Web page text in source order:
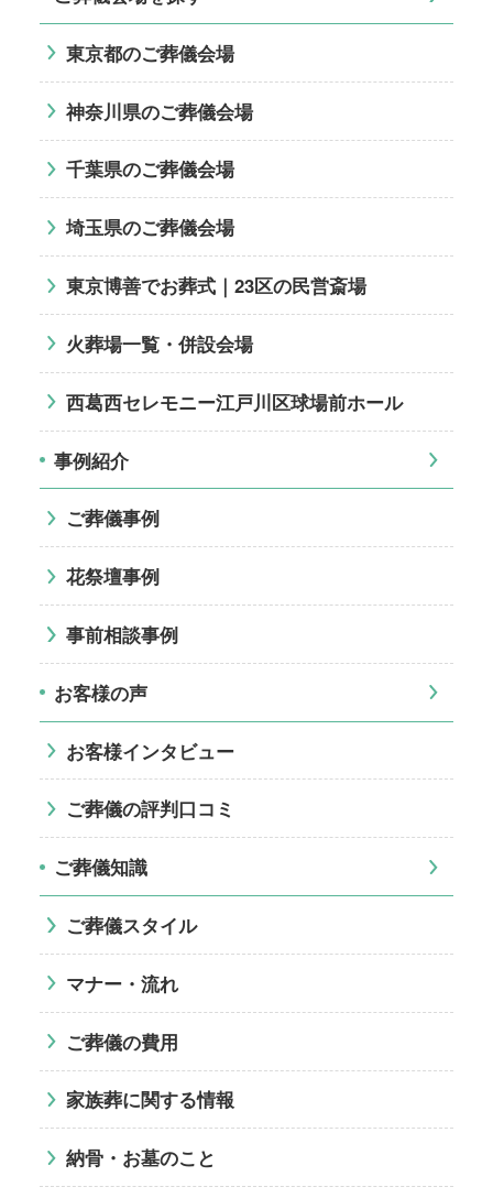
東京都のご葬儀会場
神奈川県のご葬儀会場
千葉県のご葬儀会場
埼玉県のご葬儀会場
東京博善でお葬式｜23区の民営斎場
火葬場一覧・併設会場
西葛西セレモニー江戸川区球場前ホール
事例紹介
ご葬儀事例
花祭壇事例
事前相談事例
お客様の声
お客様インタビュー
ご葬儀の評判口コミ
ご葬儀知識
ご葬儀スタイル
マナー・流れ
ご葬儀の費用
家族葬に関する情報
納骨・お墓のこと